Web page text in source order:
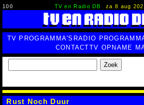
100 TV en Radio DB za 8 aug
TV PROGRAMMA'S RADIO
CONTACTTV OPNAME
Zoek
Rust Noch Duur